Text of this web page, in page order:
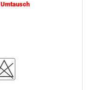
Umtausch